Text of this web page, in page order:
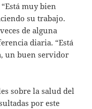
muy bien
su trabajo.
de alguna
diaria. “Está
un buen servidor
sobre la salud del
por este